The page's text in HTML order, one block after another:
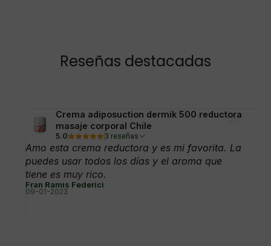
Reseñas destacadas
Crema adiposuction dermik 500 reductora
masaje corporal Chile
5.0 3 reseñas
Amo esta crema reductora y es mi favorita. La
puedes usar todos los días y el aroma que
tiene es muy rico.
Fran Ramis Federici
09-01-2023